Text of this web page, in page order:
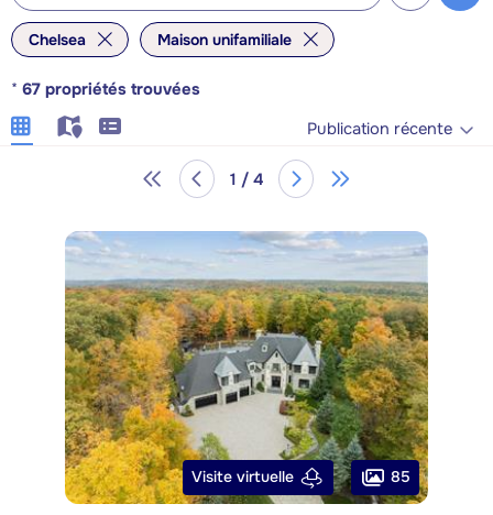
Chelsea Maison unifamiliale
* 67 propriétés trouvées
Publication récente
1 / 4
Visite virtuelle 85